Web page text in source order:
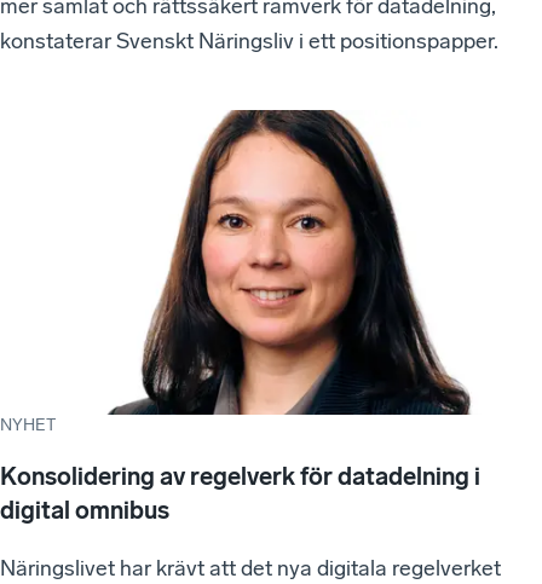
mer samlat och rättssäkert ramverk för datadelning,
konstaterar Svenskt Näringsliv i ett positionspapper.
NYHET
Konsolidering av regelverk för datadelning i
digital omnibus
Näringslivet har krävt att det nya digitala regelverket